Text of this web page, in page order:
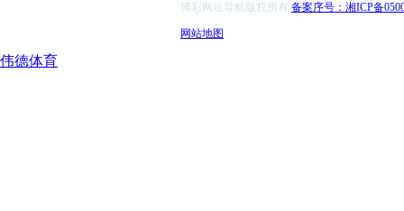
博彩网址导航版权所有 备案序号：湘ICP备
网站地图
伟德体育